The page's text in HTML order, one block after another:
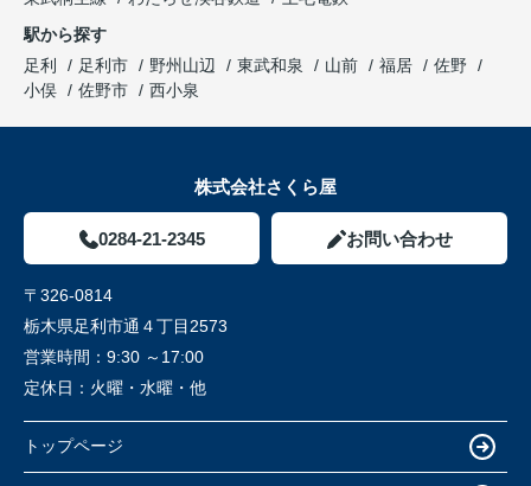
駅から探す
足利
足利市 野州山辺 東武和泉 山前 福居
佐野
小俣
佐野市 西小泉
株式会社さくら屋
0284-21-2345 お問い合わせ
〒326-0814
栃木県足利市通４丁目2573
営業時間： 9:30 ～17:00
定休日： 火曜・水曜・他
トップページ